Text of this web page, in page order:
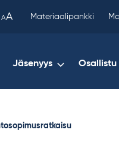
AA Materiaalipankki
Jäsenyys Osallistu
copied
your
clipboard.)